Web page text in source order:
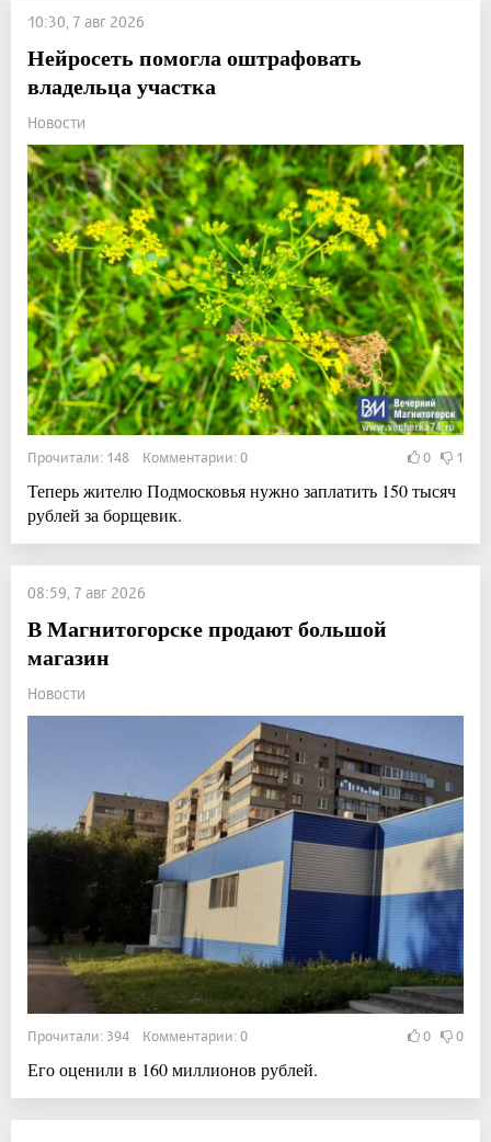
10:30, 7 авг 2026
Нейросеть помогла оштрафовать
владельца участка
Новости
Прочитали: 148 Комментарии: 0 0 1
Теперь жителю Подмосковья нужно заплатить 150 тысяч
рублей за борщевик.
08:59, 7 авг 2026
В Магнитогорске продают большой
магазин
Новости
Прочитали: 394 Комментарии: 0 0 0
Его оценили в 160 миллионов рублей.